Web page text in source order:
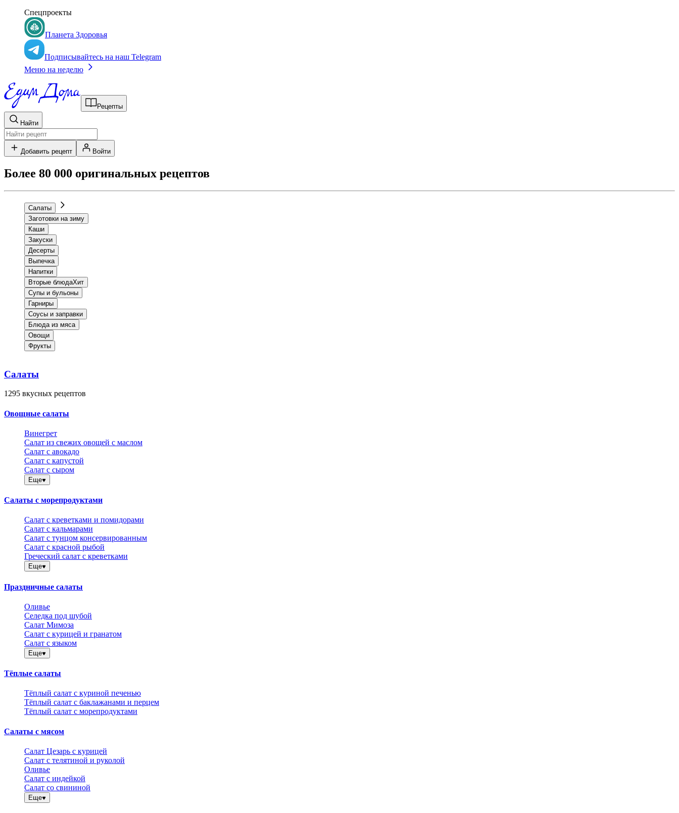
Спецпроекты
Планета Здоровья
Подписывайтесь на наш Telegram
Меню на неделю
Рецепты
Найти
Добавить рецепт Войти
Более 80 000 оригинальных рецептов
Салаты
Заготовки на зиму
Каши
Закуски
Десерты
Выпечка
Напитки
Вторые блюдаХит
Супы и бульоны
Гарниры
Соусы и заправки
Блюда из мяса
Овощи
Фрукты
Салаты
1295 вкусных рецептов
Овощные салаты
Винегрет
Салат из свежих овощей с маслом
Салат с авокадо
Салат с капустой
Салат с сыром
Еще
Салаты с морепродуктами
Салат с креветками и помидорами
Салат с кальмарами
Салат с тунцом консервированным
Салат с красной рыбой
Греческий салат с креветками
Еще
Праздничные салаты
Оливье
Селедка под шубой
Салат Мимоза
Салат с курицей и гранатом
Салат с языком
Еще
Тёплые салаты
Тёплый салат с куриной печенью
Тёплый салат с баклажанами и перцем
Тёплый салат с морепродуктами
Салаты с мясом
Салат Цезарь с курицей
Салат с телятиной и руколой
Оливье
Салат с индейкой
Салат со свининой
Еще